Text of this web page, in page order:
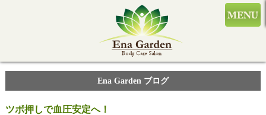
Ena Garden ブログ
ツボ押しで血圧安定へ！